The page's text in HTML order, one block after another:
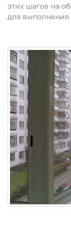
этих шагов на
для выполнения